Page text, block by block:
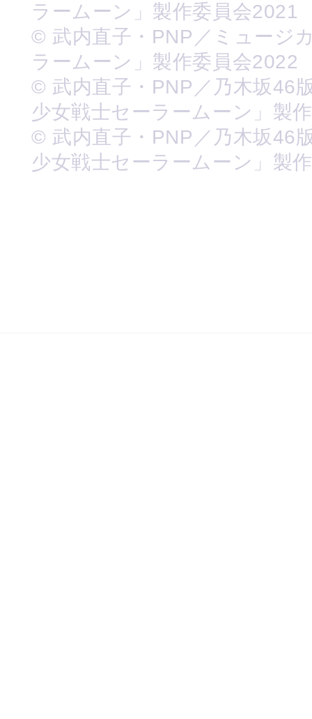
ラームーン」製作委員会2021
© 武内直子・PNP／ミュージ
ラームーン」製作委員会2022
© 武内直子・PNP／乃木坂46
少女戦士セーラームーン」製
© 武内直子・PNP／乃木坂46
少女戦士セーラームーン」製